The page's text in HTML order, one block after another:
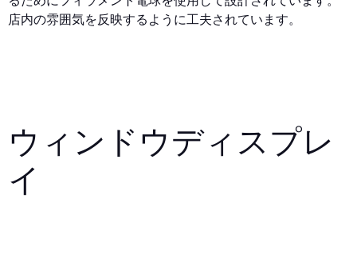
店内の雰囲気を反映するように工夫されています。
ウィンドウディスプレ
イ